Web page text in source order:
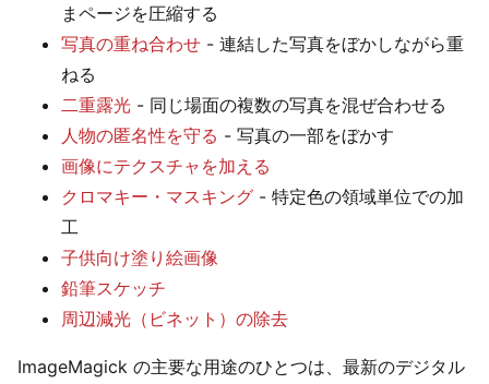
まページを圧縮する
写真の重ね合わせ - 連結した写真をぼかしながら重
ねる
二重露光 - 同じ場面の複数の写真を混ぜ合わせる
人物の匿名性を守る - 写真の一部をぼかす
画像にテクスチャを加える
クロマキー・マスキング - 特定色の領域単位での加
工
子供向け塗り絵画像
鉛筆スケッチ
周辺減光（ビネット）の除去
ImageMagick の主要な用途のひとつは、最新のデジタル